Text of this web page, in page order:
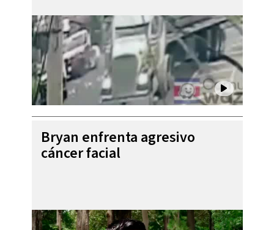
Bryan enfrenta agresivo
cáncer facial